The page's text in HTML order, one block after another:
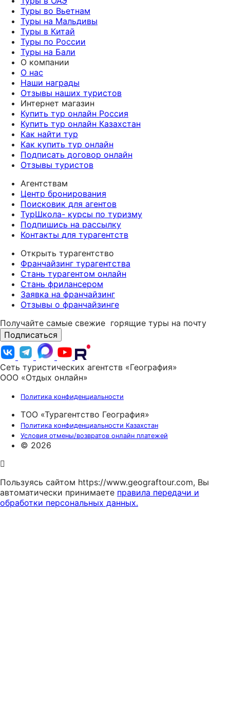
Туры во Вьетнам
Туры на Мальдивы
Туры в Китай
Туры по России
Туры на Бали
О компании
О нас
Наши награды
Отзывы наших туристов
Интернет магазин
Купить тур онлайн Россия
Купить тур онлайн Казахстан
Как найти тур
Как купить тур онлайн
Подписать договор онлайн
Отзывы туристов
Агентствам
Центр бронирования
Поисковик для агентов
ТурШкола- курсы по туризму
Подпишись на рассылку
Контакты для турагентств
Открыть турагентство
Франчайзинг турагентства
Стань турагентом онлайн
Стань фрилансером
Заявка на франчайзинг
Отзывы о франчайзинге
Получайте самые свежие горящие туры на почту
Подписаться
Сеть туристических агентств «География»
ООО «Отдых онлайн»
Политика конфиденциальности
ТОО «Турагентство География»
Политика конфиденциальности Казахстан
Условия отмены/возвратов онлайн платежей
© 2026
Пользуясь сайтом https://www.geograftour.com, Вы
автоматически принимаете правила передачи и
обработки персональных данных.